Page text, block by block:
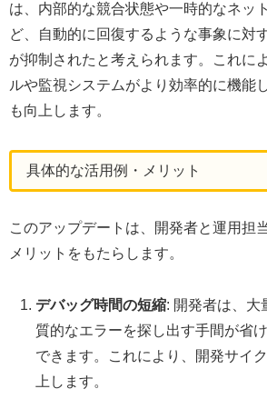
は、内部的な競合状態や一時的なネッ
ど、自動的に回復するような事象に対
が抑制されたと考えられます。これに
ルや監視システムがより効率的に機能
も向上します。
具体的な活用例・メリット
このアップデートは、開発者と運用担
メリットをもたらします。
デバッグ時間の短縮: 開発者は、大
質的なエラーを探し出す手間が省
できます。これにより、開発サイ
上します。